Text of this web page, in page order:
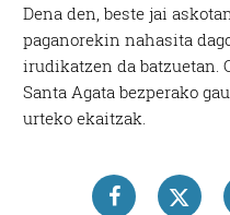
Dena den, beste jai
paganorekin nahasita
irudikatzen da batzuetan.
Santa Agata bezperako
urteko ekaitzak.